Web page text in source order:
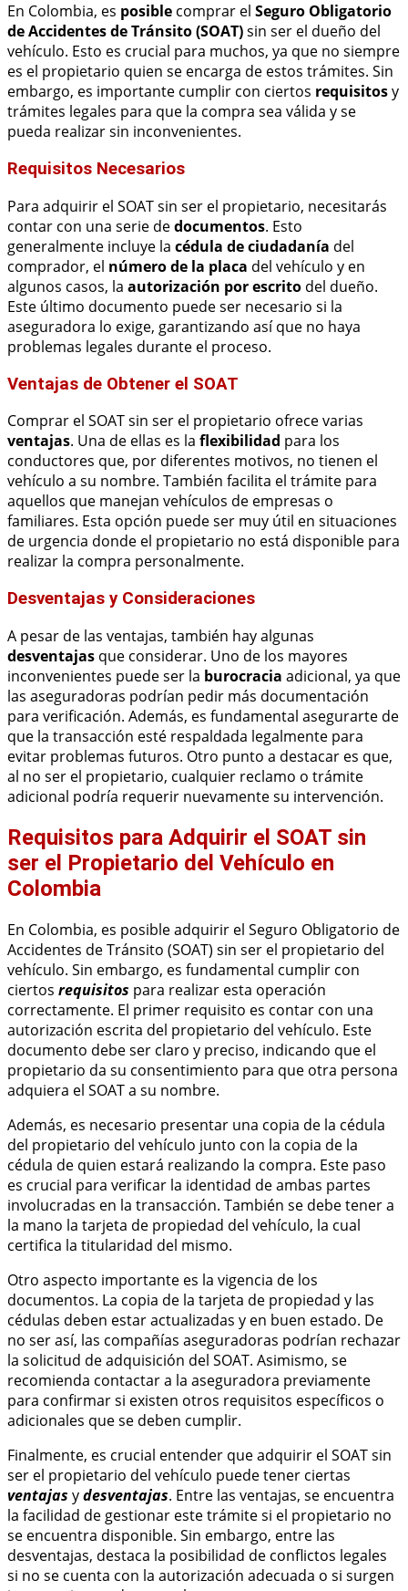
En Colombia, es posible comprar el Seguro Obligatorio
de Accidentes de Tránsito (SOAT)sin ser el dueño del
vehículo. Esto es crucial para muchos, ya que no siempre
es el propietario quien se encarga de estos trámites. Sin
embargo, es importante cumplir con ciertos requisitosy
trámites legales para que la compra sea válida y se
pueda realizar sin inconvenientes.
Requisitos Necesarios
Para adquirir el SOAT sin ser el propietario, necesitarás
contar con una serie dedocumentos. Esto
generalmente incluye la cédula de ciudadanía del
comprador, el número de la placa del vehículo y en
algunos casos, la autorización por escrito del dueño.
Este último documento puede ser necesario si la
aseguradora lo exige, garantizando así que no haya
problemas legales durante el proceso.
Ventajas de Obtener el SOAT
Comprar el SOAT sin ser el propietario ofrece varias
ventajas. Una de ellas es la flexibilidad para los
conductores que, por diferentes motivos, no tienen el
vehículo a su nombre. También facilita el trámite para
aquellos que manejan vehículos de empresas o
familiares. Esta opción puede ser muy útil en situaciones
de urgencia donde el propietario no está disponible para
realizar la compra personalmente.
Desventajas y Consideraciones
A pesar de las ventajas, también hay algunas
desventajas que considerar. Uno de los mayores
inconvenientes puede ser la burocracia adicional, ya que
las aseguradoras podrían pedir más documentación
para verificación. Además, es fundamental asegurarte de
que la transacción esté respaldada legalmente para
evitar problemas futuros. Otro punto a destacar es que,
al no ser el propietario, cualquier reclamo o trámite
adicional podría requerir nuevamente su intervención.
Requisitos para Adquirir el SOAT sin
ser el Propietario del Vehículo en
Colombia
En Colombia, es posible adquirir el Seguro Obligatorio de
Accidentes de Tránsito (SOAT) sin ser el propietario del
vehículo. Sin embargo, es fundamental cumplir con
ciertos requisitos para realizar esta operación
correctamente. El primer requisito es contar con una
autorización escrita del propietario del vehículo. Este
documento debe ser claro y preciso, indicando que el
propietario da su consentimiento para que otra persona
adquiera el SOAT a su nombre.
Además, es necesario presentar una copia de la cédula
del propietario del vehículo junto con la copia de la
cédula de quien estará realizando la compra. Este paso
es crucial para verificar la identidad de ambas partes
involucradas en la transacción. También se debe tener a
la mano la tarjeta de propiedad del vehículo, la cual
certifica la titularidad del mismo.
Otro aspecto importante es la vigencia de los
documentos. La copia de la tarjeta de propiedad y las
cédulas deben estar actualizadas y en buen estado. De
no ser así, las compañías aseguradoras podrían rechazar
la solicitud de adquisición del SOAT. Asimismo, se
recomienda contactar a la aseguradora previamente
para confirmar si existen otros requisitos específicos o
adicionales que se deben cumplir.
Finalmente, es crucial entender que adquirir el SOAT sin
ser el propietario del vehículo puede tener ciertas
ventajas ydesventajas. Entre las ventajas, se encuentra
la facilidad de gestionar este trámite si el propietario no
se encuentra disponible. Sin embargo, entre las
desventajas, destaca la posibilidad de conflictos legales
si no se cuenta con la autorización adecuada o si surgen